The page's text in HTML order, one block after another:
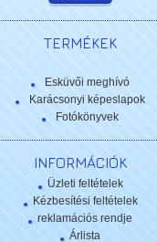
TERMÉKEK
Esküvői meghívó
Karácsonyi képeslapok
Fotókönyvek
INFORMÁCIÓK
Üzleti feltételek
Kézbesítési feltételek
reklamációs rendje
Árlista